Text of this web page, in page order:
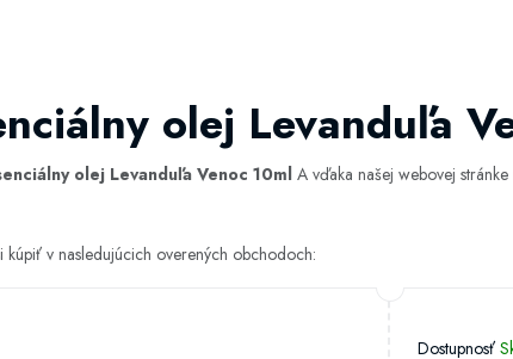
olej Levanduľa
olej Levanduľa Venoc 10ml A vďaka našej webovej
kúpiť v nasledujúcich overených obchodoch:
Dostupnosť